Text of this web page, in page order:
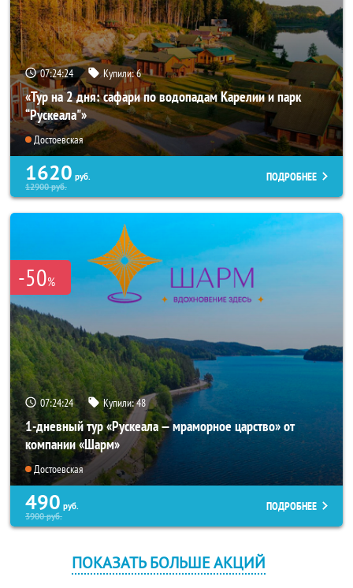
07:24:23 Купили:6
«Тур на 2 дня: сафари по водопадам Карелии и парк
“Рускеала"»
Достоевская
1620 руб.
12900руб.
ПОДРОБНЕЕ
-50%
07:24:23 Купили:48
1-дневный тур «Рускеала — мраморное царство» от
компании «Шарм»
Достоевская
490 руб.
3900руб.
ПОДРОБНЕЕ
ПОКАЗАТЬ БОЛЬШЕ АКЦИЙ